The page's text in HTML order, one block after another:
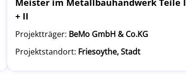
Meister im Metallbauhandwerk Teile I
+ II
Projektträger: BeMo GmbH & Co.KG
Projektstandort: Friesoythe, Stadt